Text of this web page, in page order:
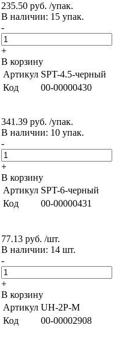
235.50 руб. /упак.
В наличии: 15 упак.
-
+
В корзину
Артикул SPT-4.5-черный
Код
00-00000430
341.39 руб. /упак.
В наличии: 10 упак.
-
+
В корзину
Артикул SPT-6-черный
Код
00-00000431
77.13 руб. /шт.
В наличии: 14 шт.
-
+
В корзину
Артикул UH-2P-M
Код
00-00002908